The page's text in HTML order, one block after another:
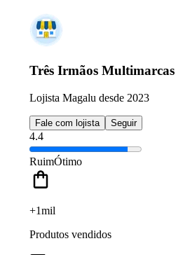
Três Irmãos Multimarcas
Lojista Magalu desde 2023
Fale com lojista Seguir
4.4
RuimÓtimo
+1mil
Produtos vendidos